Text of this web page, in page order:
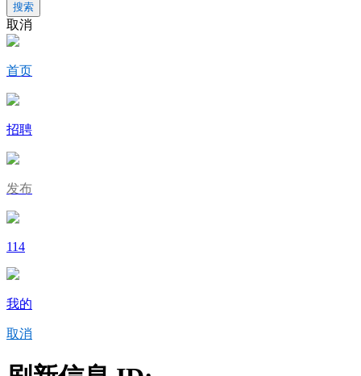
搜索
取消
首页
招聘
发布
114
我的
取消